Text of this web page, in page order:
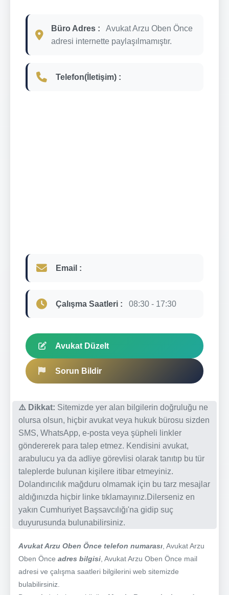
Büro Adres :
Avukat Arzu Oben Önce
adresi internette paylaşılmamıştır.
Telefon(İletişim) :
Email :
Çalışma Saatleri : 08:30 - 17:30
Avukat Düzelt
Sorun Bildir
⚠️ Dikkat: Sitemizde yer alan bilgilerin doğruluğu ne
olursa olsun, hiçbir avukat veya hukuk bürosu sizden
SMS, WhatsApp, e-posta veya şüpheli linkler
göndererek para talep etmez. Kendisini avukat,
arabulucu ya da adliye görevlisi olarak tanıtıp bu tür
taleplerde bulunan kişilere itibar etmeyiniz.
Dolandırıcılık mağduru olmamak için bu tarz mesajlar
aldığınızda hiçbir linke tıklamayınız.Dilerseniz en
yakın Cumhuriyet Başsavcılığı'na gidip suç
duyurusunda bulunabilirsiniz.
Avukat Arzu Oben Önce telefon numarası , Avukat Arzu
Oben Önce adres bilgisi , Avukat Arzu Oben Önce mail
adresi ve çalışma saatleri bilgilerini web sitemizde
bulabilirsiniz.